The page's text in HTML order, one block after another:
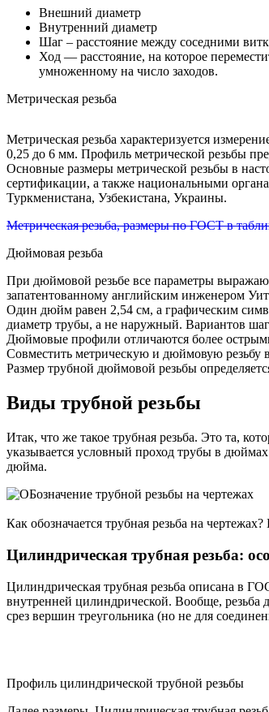
Внешний диаметр
Внутренний диаметр
Шаг – расстояние между соседними
Ход — расстояние, на которое
умноженному на число заходов.
Метрическая резьба
Метрическая резьба характеризуется
0,25 до 6 мм. Профиль метрической резьбы
Основные размеры метрической резьбы в
сертификации, а также национальными
Туркменистана, Узбекистана, Украины.
Метрическая резьба, размеры по ГОСТ в
Дюймовая резьба
При дюймовой резьбе все параметры
запатентованному английским инженером
Один дюйм равен 2,54 см, а графическим
диаметр трубы, а не наружный. Вариантов
Дюймовые профили отличаются более
Совместить метрическую и дюймовую резьбу
Размер трубной дюймовой резьбы
Виды трубной резьбы
Итак, что же такое трубная резьба. Это та,
указывается условный проход трубы в
дюйма.
Как обозначается трубная резьба на
Цилиндрическая трубная резьба:
Цилиндрическая трубная резьба описана в
внутренней цилиндрической. Вообще, резьба
срез вершин треугольника (но не для
Профиль цилиндрической трубной резьбы